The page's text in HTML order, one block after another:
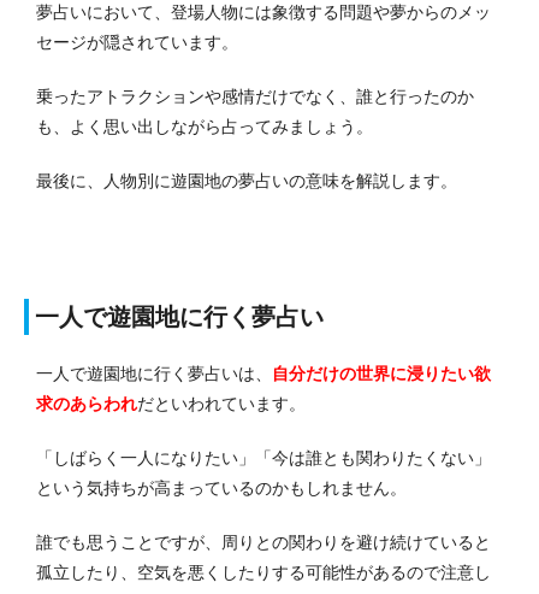
夢占いにおいて、登場人物には象徴する問題や夢からのメッ
セージが隠されています。
乗ったアトラクションや感情だけでなく、誰と行ったのか
も、よく思い出しながら占ってみましょう。
最後に、人物別に遊園地の夢占いの意味を解説します。
一人で遊園地に行く夢占い
一人で遊園地に行く夢占いは、
自分だけの世界に浸りたい欲
求のあらわれだといわれています。
「しばらく一人になりたい」「今は誰とも関わりたくない」
という気持ちが高まっているのかもしれません。
誰でも思うことですが、周りとの関わりを避け続けていると
孤立したり、空気を悪くしたりする可能性があるので注意し